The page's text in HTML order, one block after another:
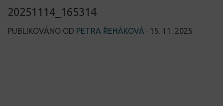
20251114_165314
PUBLIKOVÁNO OD PETRA ŘEHÁKOVÁ · 15. 11. 2025